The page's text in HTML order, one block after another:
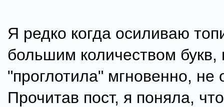
Я редко когда осиливаю
большим количеством
"проглотила" мгновенно, не
Прочитав пост, я поняла,